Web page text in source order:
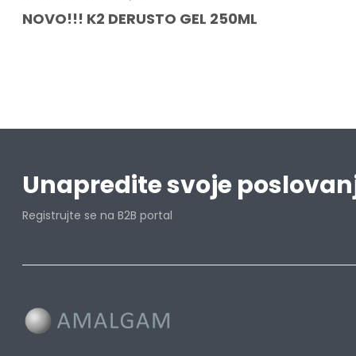
NOVO!!! K2 DERUSTO GEL 250ML
Unapredite svoje
Registrujte se na B2B portal